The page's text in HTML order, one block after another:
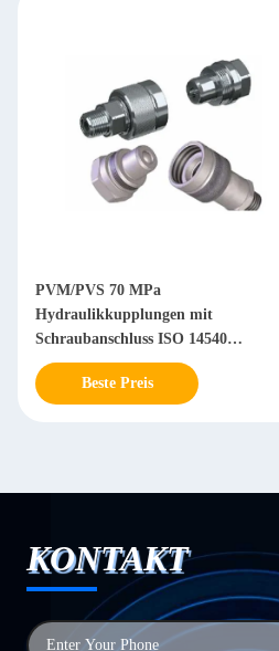
PVM/PVS 70 MPa
Hydraulikkupplungen mit
Schraubanschluss ISO 14540
Hochdruck-Konusventil-Kupplungen
Beste Preis
KONTAKT